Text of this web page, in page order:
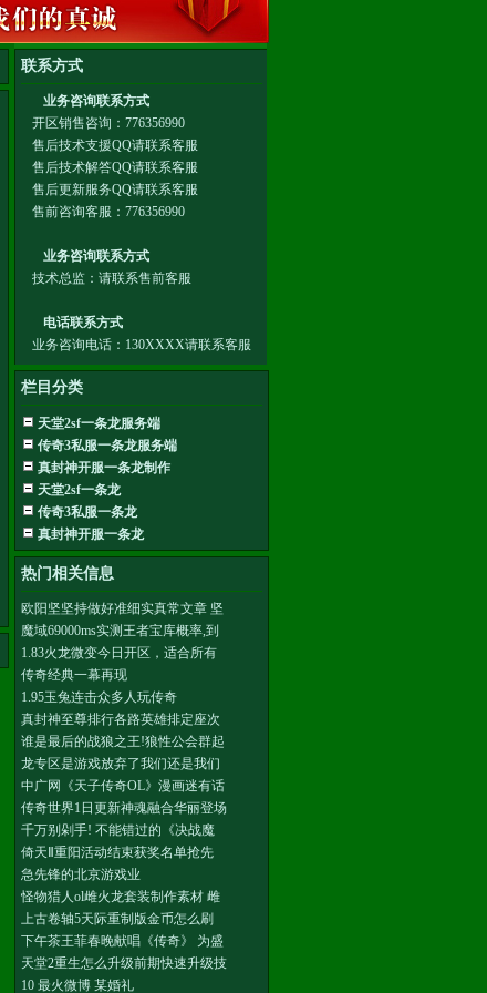
栏目分类
天堂2sf一条龙服务端
传奇3私服一条龙服务端
真封神开服一条龙制作
天堂2sf一条龙
传奇3私服一条龙
真封神开服一条龙
热门相关信息
欧阳坚坚持做好准细实真常文章 坚
魔域69000ms实测王者宝库概率,到
1.83火龙微变今日开区，适合所有
传奇经典一幕再现
1.95玉兔连击众多人玩传奇
真封神至尊排行各路英雄排定座次
谁是最后的战狼之王!狼性公会群起
龙专区是游戏放弃了我们还是我们
中广网《天子传奇OL》漫画迷有话
传奇世界1日更新神魂融合华丽登场
千万别剁手! 不能错过的《决战魔
倚天Ⅱ重阳活动结束获奖名单抢先
急先锋的北京游戏业
怪物猎人ol雌火龙套装制作素材 雌
上古卷轴5天际重制版金币怎么刷
下午茶王菲春晚献唱《传奇》 为盛
天堂2重生怎么升级前期快速升级技
10 最火微博 某婚礼